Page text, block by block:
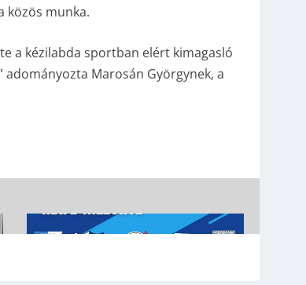
közös munka.
a kézilabda sportban elért kimagasló
adományozta Marosán Györgynek, a